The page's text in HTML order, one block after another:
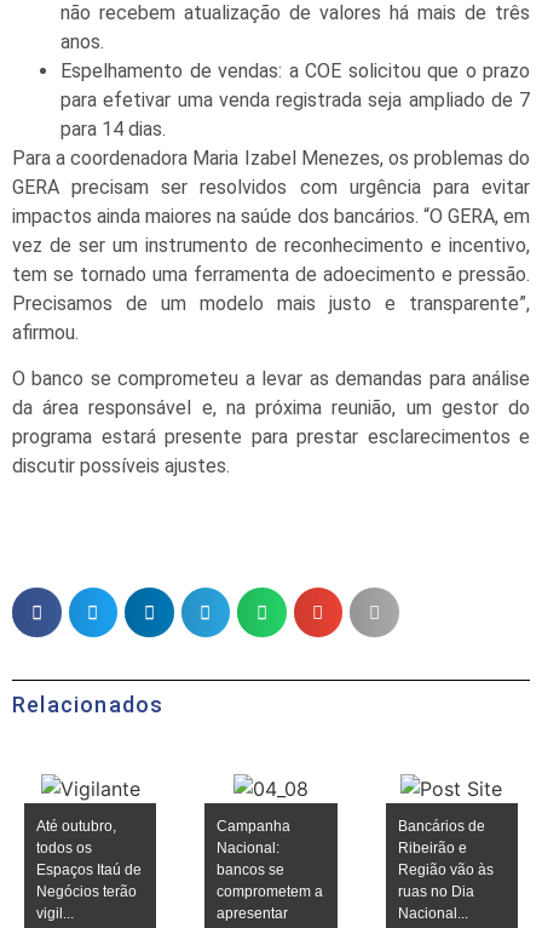
não recebem atualização de valores há mais de três
anos.
Espelhamento de vendas: a COE solicitou que o prazo
para efetivar uma venda registrada seja ampliado de 7
para 14 dias.
Para a coordenadora Maria Izabel Menezes, os problemas do
GERA precisam ser resolvidos com urgência para evitar
impactos ainda maiores na saúde dos bancários. “O GERA, em
vez de ser um instrumento de reconhecimento e incentivo,
tem se tornado uma ferramenta de adoecimento e pressão.
Precisamos de um modelo mais justo e transparente”,
afirmou.
O banco se comprometeu a levar as demandas para análise
da área responsável e, na próxima reunião, um gestor do
programa estará presente para prestar esclarecimentos e
discutir possíveis ajustes.
Relacionados
Até outubro,
todos os
Espaços Itaú de
Negócios terão
vigil...
Campanha
Nacional:
bancos se
comprometem a
apresentar
Bancários de
Ribeirão e
Região vão às
ruas no Dia
Nacional...